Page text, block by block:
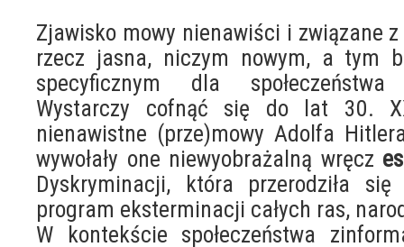
Zjawisko mowy nienawiści i związane
rzecz jasna, niczym nowym, a tym
specyficznym dla społeczeństwa
Wystarczy cofnąć się do lat 30.
nienawistne (prze)mowy Adolfa
wywołały one niewyobrażalną wręcz
Dyskryminacji, która przerodziła
program eksterminacji całych ras,
W kontekście społeczeństwa